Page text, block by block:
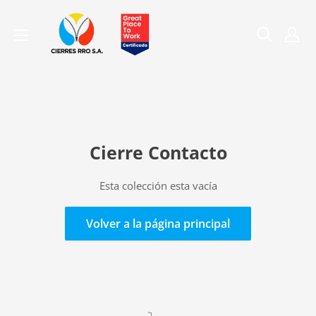
directamente
Compañía
Cierres
Cierre Contacto
Esta colección esta vacía
Volver a la página principal